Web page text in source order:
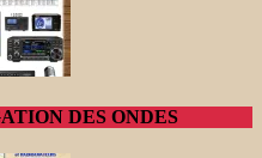
DES ONDES